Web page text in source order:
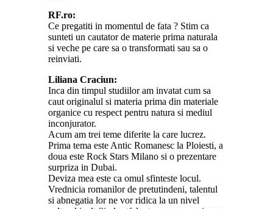
RF.ro:
Ce pregatiti in momentul de fata ? Stim ca
sunteti un cautator de materie prima naturala
si veche pe care sa o transformati sau sa o
reinviati.
Liliana Craciun:
Inca din timpul studiilor am invatat cum sa
caut originalul si materia prima din materiale
organice cu respect pentru natura si mediul
inconjurator.
Acum am trei teme diferite la care lucrez.
Prima tema este Antic Romanesc la Ploiesti, a
doua este Rock Stars Milano si o prezentare
surpriza in Dubai.
Deviza mea este ca omul sfinteste locul.
Vrednicia romanilor de pretutindeni, talentul
si abnegatia lor ne vor ridica la un nivel